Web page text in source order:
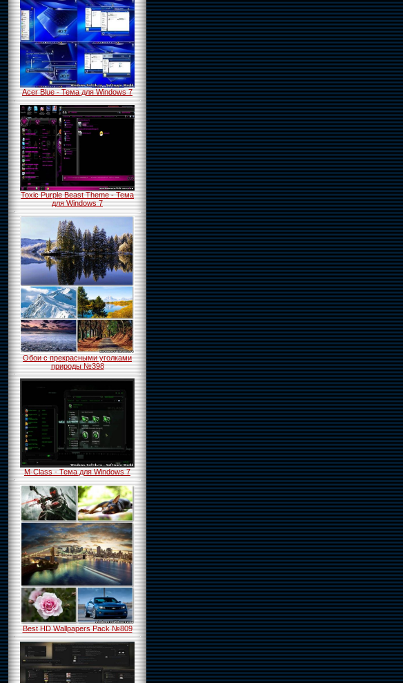
Acer Blue - Тема для Windows 7
Toxic Purple Beast Theme - Тема
для Windows 7
Обои с прекрасными уголками
природы №398
M-Class - Тема для Windows 7
Best HD Wallpapers Pack №809